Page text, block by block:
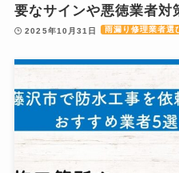
要なサインや悪徳業者対
2025年10月31日 雨漏り修理業者選